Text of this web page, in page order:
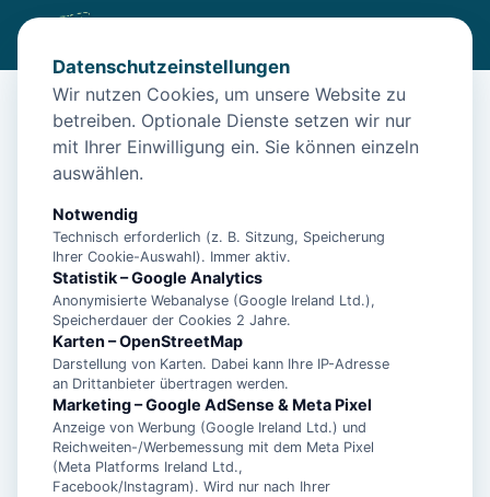
Diese Unterkunft ist aktuell nicht
buchbar
Unterkünfte in der Nähe
"Fischerhaus", Manuela Landmann -
Ferienwohnung 1 - 15447
"Haus am Leuchtturm" Einzelzimmer,
Landmann - Einzelzimmer - 11014
Datenschutzeinstellungen
Wir nutzen Cookies, um unsere Website zu
betreiben. Optionale Dienste setzen wir nur
mit Ihrer Einwilligung ein. Sie können einzeln
auswählen.
Notwendig
Technisch erforderlich (z. B. Sitzung, Speicherung
Ihrer Cookie-Auswahl). Immer aktiv.
Statistik – Google Analytics
Anonymisierte Webanalyse (Google Ireland Ltd.),
Speicherdauer der Cookies 2 Jahre.
Karten – OpenStreetMap
Darstellung von Karten. Dabei kann Ihre IP-Adresse
an Drittanbieter übertragen werden.
Marketing – Google AdSense & Meta Pixel
Anzeige von Werbung (Google Ireland Ltd.) und
Reichweiten-/Werbemessung mit dem Meta Pixel
(Meta Platforms Ireland Ltd.,
Facebook/Instagram). Wird nur nach Ihrer